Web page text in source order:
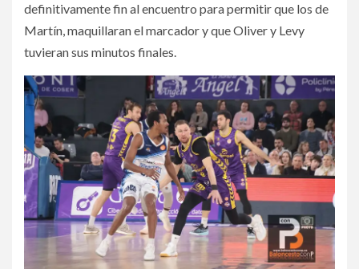
definitivamente fin al encuentro para permitir que los de
Martín, maquillaran el marcador y que Oliver y Levy
tuvieran sus minutos finales.